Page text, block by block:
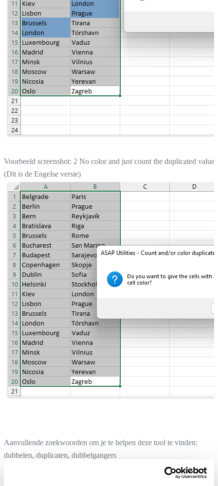
Voorbeeld screenshot: 2 No color and just count the duplicated values
(Dit is de Engelse versie)
Aanvullende zoekwoorden om je te helpen deze tool te vinden:
dubbelen, duplicaten, dubbelgangers
Vervang voorwaardelijke opmaak door statische opmaak in de